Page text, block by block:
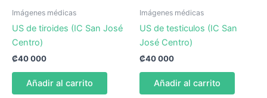
Imágenes médicas
US de tiroides (IC San José
Centro)
₡40 000
Añadir al carrito
Imágenes médicas
US de testiculos (IC San
José Centro)
₡40 000
Añadir al carrito